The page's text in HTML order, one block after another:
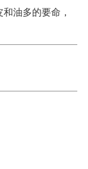
油多的要命，